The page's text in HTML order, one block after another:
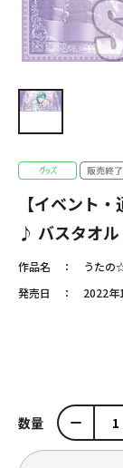
【イベント
♪ バスタオル
作品名
うたの
発売日
2022年
数量